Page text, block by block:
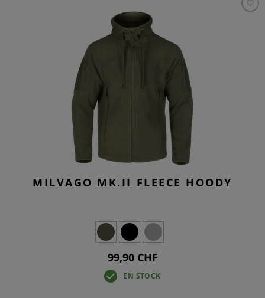
MILVAGO MK.II FLEECE HOODY
99,90 CHF
EN STOCK